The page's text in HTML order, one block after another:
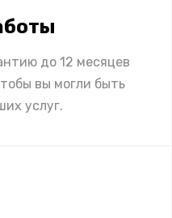
до 12 месяцев
вы могли быть
услуг.